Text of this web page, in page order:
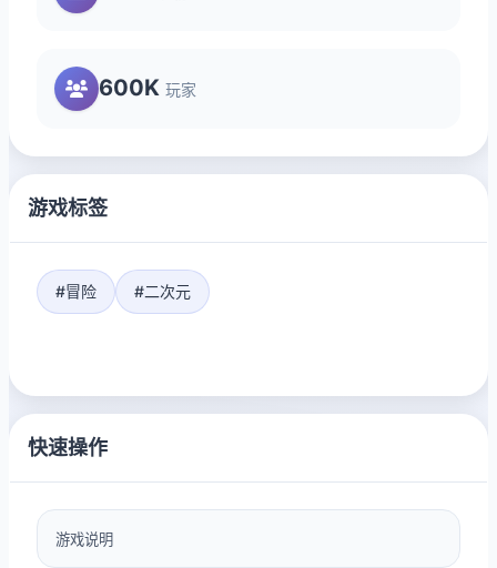
600K 玩家
游戏标签
#冒险 #二次元
快速操作
游戏说明